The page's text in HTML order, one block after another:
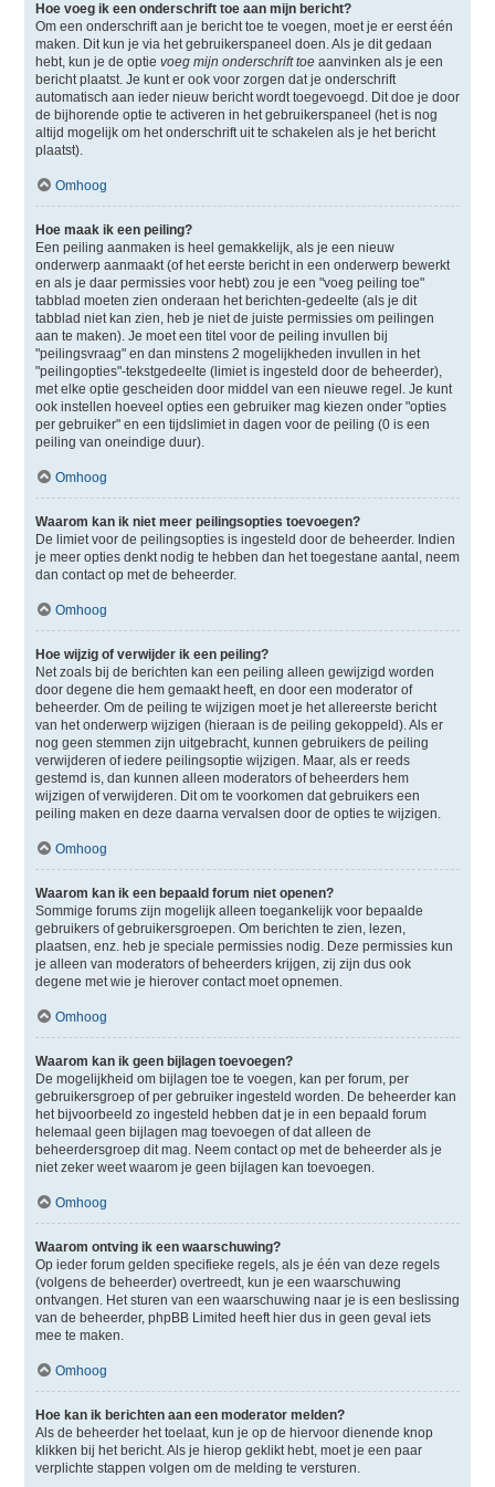
Hoe voeg ik een onderschrift toe aan mijn bericht?
Om een onderschrift aan je bericht toe te voegen, moet je er eerst één
maken. Dit kun je via het gebruikerspaneel doen. Als je dit gedaan
hebt, kun je de optie voeg mijn onderschrift toeaanvinken als je een
bericht plaatst. Je kunt er ook voor zorgen dat je onderschrift
automatisch aan ieder nieuw bericht wordt toegevoegd. Dit doe je door
de bijhorende optie te activeren in het gebruikerspaneel (het is nog
altijd mogelijk om het onderschrift uit te schakelen als je het bericht
plaatst).
Omhoog
Hoe maak ik een peiling?
Een peiling aanmaken is heel gemakkelijk, als je een nieuw
onderwerp aanmaakt (of het eerste bericht in een onderwerp bewerkt
en als je daar permissies voor hebt) zou je een "voeg peiling toe"
tabblad moeten zien onderaan het berichten-gedeelte (als je dit
tabblad niet kan zien, heb je niet de juiste permissies om peilingen
aan te maken). Je moet een titel voor de peiling invullen bij
"peilingsvraag" en dan minstens 2 mogelijkheden invullen in het
"peilingopties"-tekstgedeelte (limiet is ingesteld door de beheerder),
met elke optie gescheiden door middel van een nieuwe regel. Je kunt
ook instellen hoeveel opties een gebruiker mag kiezen onder "opties
per gebruiker" en een tijdslimiet in dagen voor de peiling (0 is een
peiling van oneindige duur).
Omhoog
Waarom kan ik niet meer peilingsopties toevoegen?
De limiet voor de peilingsopties is ingesteld door de beheerder. Indien
je meer opties denkt nodig te hebben dan het toegestane aantal, neem
dan contact op met de beheerder.
Omhoog
Hoe wijzig of verwijder ik een peiling?
Net zoals bij de berichten kan een peiling alleen gewijzigd worden
door degene die hem gemaakt heeft, en door een moderator of
beheerder. Om de peiling te wijzigen moet je het allereerste bericht
van het onderwerp wijzigen (hieraan is de peiling gekoppeld). Als er
nog geen stemmen zijn uitgebracht, kunnen gebruikers de peiling
verwijderen of iedere peilingsoptie wijzigen. Maar, als er reeds
gestemd is, dan kunnen alleen moderators of beheerders hem
wijzigen of verwijderen. Dit om te voorkomen dat gebruikers een
peiling maken en deze daarna vervalsen door de opties te wijzigen.
Omhoog
Waarom kan ik een bepaald forum niet openen?
Sommige forums zijn mogelijk alleen toegankelijk voor bepaalde
gebruikers of gebruikersgroepen. Om berichten te zien, lezen,
plaatsen, enz. heb je speciale permissies nodig. Deze permissies kun
je alleen van moderators of beheerders krijgen, zij zijn dus ook
degene met wie je hierover contact moet opnemen.
Omhoog
Waarom kan ik geen bijlagen toevoegen?
De mogelijkheid om bijlagen toe te voegen, kan per forum, per
gebruikersgroep of per gebruiker ingesteld worden. De beheerder kan
het bijvoorbeeld zo ingesteld hebben dat je in een bepaald forum
helemaal geen bijlagen mag toevoegen of dat alleen de
beheerdersgroep dit mag. Neem contact op met de beheerder als je
niet zeker weet waarom je geen bijlagen kan toevoegen.
Omhoog
Waarom ontving ik een waarschuwing?
Op ieder forum gelden specifieke regels, als je één van deze regels
(volgens de beheerder) overtreedt, kun je een waarschuwing
ontvangen. Het sturen van een waarschuwing naar je is een beslissing
van de beheerder, phpBB Limited heeft hier dus in geen geval iets
mee te maken.
Omhoog
Hoe kan ik berichten aan een moderator melden?
Als de beheerder het toelaat, kun je op de hiervoor dienende knop
klikken bij het bericht. Als je hierop geklikt hebt, moet je een paar
verplichte stappen volgen om de melding te versturen.